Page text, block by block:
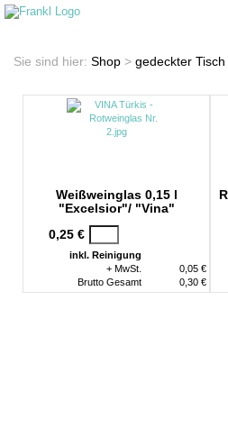
Sie sind hier: Shop > gedeckter Tisch
Weißweinglas 0,15 l
"Excelsior"/ "Vina"
0,25 €
inkl. Reinigung
+ MwSt.
0,05 €
Brutto Gesamt
0,30 €